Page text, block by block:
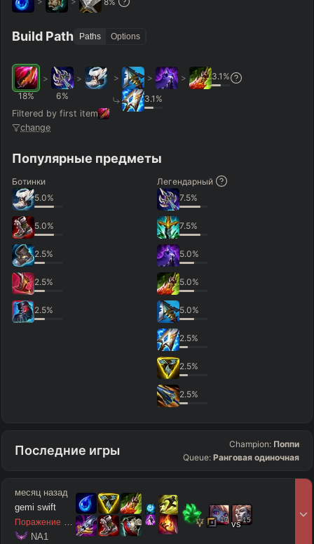
Hide
Build Path Paths Options
18%
>
6%
>
Filtered by first item
change
> > > 3.1 %
3.1 %
Популярные предметы
Ботинки
5.0%
5.0%
2.5%
2.5%
2.5%
Легендарный
7.5%
7.5%
5.0%
5.0%
5.0%
2.5%
2.5%
2.5%
Последние игры Champion: Поппи
Queue: Ранговая одиночная
месяц назад
gemi swift
Поражение 3/2
NA1
17 vs15